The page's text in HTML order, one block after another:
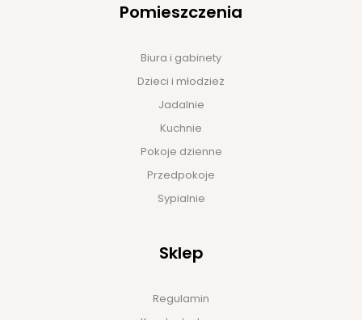
Pomieszczenia
Biura i gabinety
Dzieci i młodzież
Jadalnie
Kuchnie
Pokoje dzienne
Przedpokoje
Sypialnie
Sklep
Regulamin